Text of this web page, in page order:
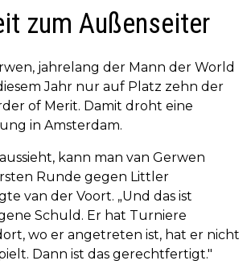
zum Außenseiter
jahrelang der Mann der World
Jahr nur auf Platz zehn der
of Merit. Damit droht eine
in Amsterdam.
kann man van Gerwen
Runde gegen Littler
van der Voort. „Und das ist
Schuld. Er hat Turniere
wo er angetreten ist, hat er nicht
Dann ist das gerechtfertigt."